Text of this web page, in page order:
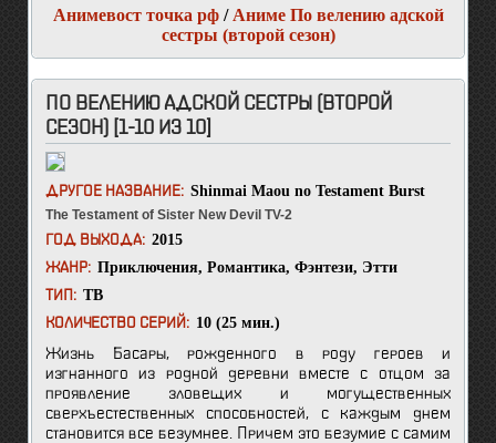
Анимевост точка рф/ Аниме По велению адской
сестры (второй сезон)
ПО ВЕЛЕНИЮ АДСКОЙ СЕСТРЫ (ВТОРОЙ
СЕЗОН) [1-10 ИЗ 10]
ДРУГОЕ НАЗВАНИЕ: Shinmai Maou no Testament Burst
The Testament of Sister New Devil TV-2
ГОД ВЫХОДА: 2015
ЖАНР: Приключения, Романтика, Фэнтези, Этти
ТИП: ТВ
КОЛИЧЕСТВО СЕРИЙ: 10 (25 мин.)
Жизнь Басары, рожденного в роду героев и
изгнанного из родной деревни вместе с отцом за
проявление зловещих и могущественных
сверхъестественных способностей, с каждым днем
становится все безумнее. Причем это безумие с самим